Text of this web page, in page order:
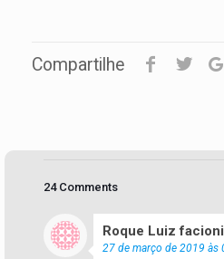
Compartilhe
24 Comments
Roque Luiz facioni
27 de março de 2019 às